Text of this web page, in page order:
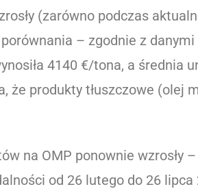
(zarówno podczas
– zgodnie z
4140 €/tona, a średnia
że produkty tłuszczowe
na OMP ponownie wzrosły
od 26 lutego do 26